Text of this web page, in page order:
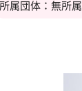
所属団体：無所属